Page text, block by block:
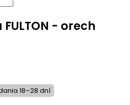
- orech
18–28 dní